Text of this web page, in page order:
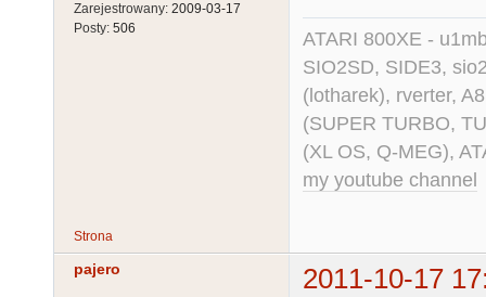
Zarejestrowany: 2009-03-17
Posty: 506
ATARI 800XE -
SIO2SD, SIDE3,
(lotharek), rverter,
(SUPER TURBO,
(XL OS, Q-MEG),
my youtube channel
Strona
pajero 2011-10-17